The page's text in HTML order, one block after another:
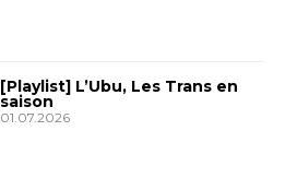
[Playlist] L’Ubu, Les Trans en
saison
01.07.2026